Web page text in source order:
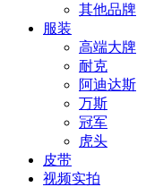
其他品牌
服装
高端大牌
耐克
阿迪达斯
万斯
冠军
虎头
皮带
视频实拍